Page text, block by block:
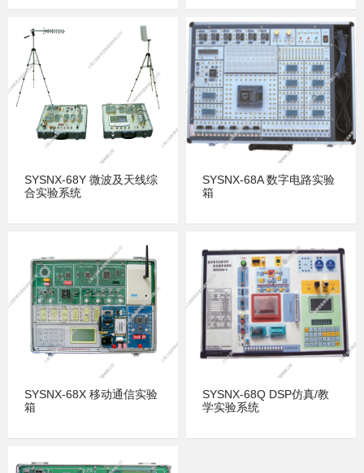
SYSNX-68Y 微波及天线综
合实验系统
SYSNX-68A 数字电路实验
箱
SYSNX-68X 移动通信实验
箱
SYSNX-68Q DSP仿真/教
学实验系统